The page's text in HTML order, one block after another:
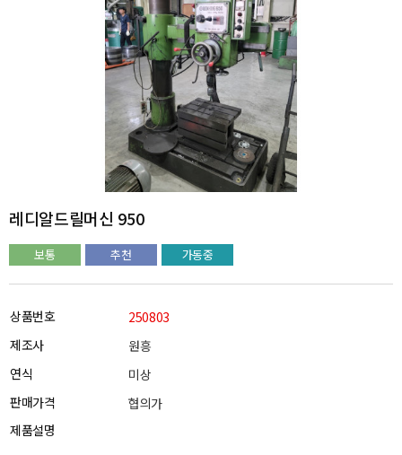
레디알드릴머신 950
보통 추천 가동중
상품번호
250803
제조사
원흥
연식
미상
판매가격
협의가
제품설명